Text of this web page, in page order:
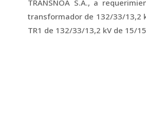
TRANSNOA S.A., a
transformador de 132/33/13,2
TR1 de 132/33/13,2 kV de 15/